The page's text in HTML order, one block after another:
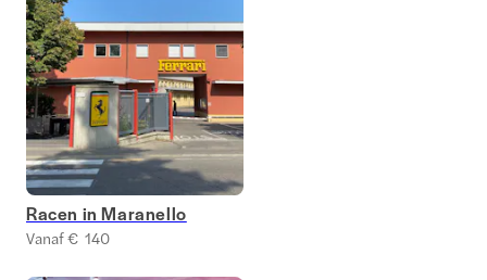
Racen in Maranello
Vanaf € 140